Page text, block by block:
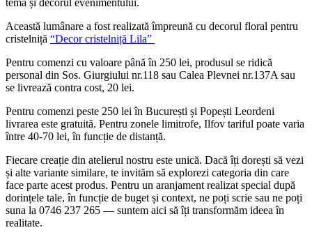
tema și decorul evenimentului.
Această lumânare a fost realizată împreună cu decorul floral pentru
cristelniță “Decor cristelniță Lila”
Pentru comenzi cu valoare până în 250 lei, produsul se ridică
personal din Sos. Giurgiului nr.118 sau Calea Plevnei nr.137A sau
se livrează contra cost, 20 lei.
Pentru comenzi peste 250 lei în București și Popești Leordeni
livrarea este gratuită. Pentru zonele limitrofe, Ilfov tariful poate varia
între 40-70 lei, în funcție de distanță.
Fiecare creație din atelierul nostru este unică. Dacă îți dorești să vezi
și alte variante similare, te invităm să explorezi categoria din care
face parte acest produs. Pentru un aranjament realizat special după
dorințele tale, în funcție de buget și context, ne poți scrie sau ne poți
suna la 0746 237 265 — suntem aici să îți transformăm ideea în
realitate.